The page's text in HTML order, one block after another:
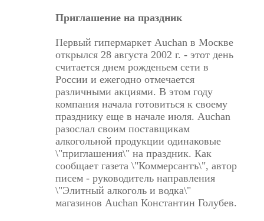
Приглашение на праздник
Первый гипермаркет Auchan в Москве
открылся 28 августа 2002 г. - этот день
считается днем рожденьем сети в
России и ежегодно отмечается
различными акциями. В этом году
компания начала готовиться к своему
празднику еще в начале июля. Auchan
разослал своим поставщикам
алкогольной продукции одинаковые
\"приглашения\" на праздник. Как
сообщает газета \"Коммерсантъ\", автор
писем - руководитель направления
\"Элитный алкоголь и водка\"
магазинов Auchan Константин Голубев.